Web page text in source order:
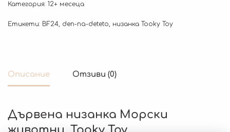
Категория: 12+ месеца
Етикети: BF24 den-na-deteto низанка Tooky Toy
Описание Отзиви (0)
Дървена низанка Морски